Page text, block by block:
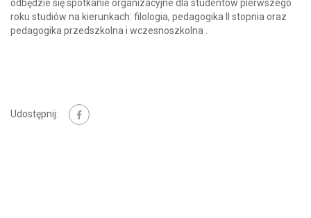
odbędzie się spotkanie organizacyjne dla studentów pierwszego
roku studiów na kierunkach: filologia, pedagogika II stopnia oraz
pedagogika przedszkolna i wczesnoszkolna .
Udostępnij: